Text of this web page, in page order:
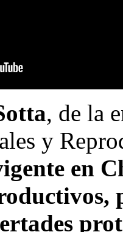
, de la
y
en